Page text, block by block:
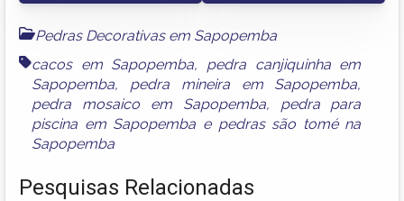
Pedras Decorativas em Sapopemba
cacos em Sapopemba, pedra canjiquinha em
Sapopemba, pedra mineira em Sapopemba,
pedra mosaico em Sapopemba, pedra para
piscina em Sapopemba e pedras são tomé na
Sapopemba
Pesquisas Relacionadas